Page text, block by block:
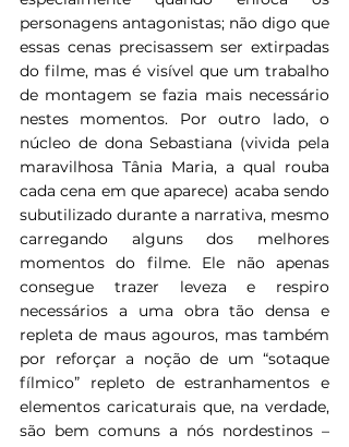
personagens antagonistas; não digo que
essas cenas precisassem ser extirpadas
do filme, mas é visível que um trabalho
de montagem se fazia mais necessário
nestes momentos. Por outro lado, o
núcleo de dona Sebastiana (vivida pela
maravilhosa Tânia Maria, a qual rouba
cada cena em que aparece) acaba sendo
subutilizado durante a narrativa, mesmo
carregando alguns dos melhores
momentos do filme. Ele não apenas
consegue trazer leveza e respiro
necessários a uma obra tão densa e
repleta de maus agouros, mas também
por reforçar a noção de um “sotaque
fílmico” repleto de estranhamentos e
elementos caricaturais que, na verdade,
são bem comuns a nós nordestinos –